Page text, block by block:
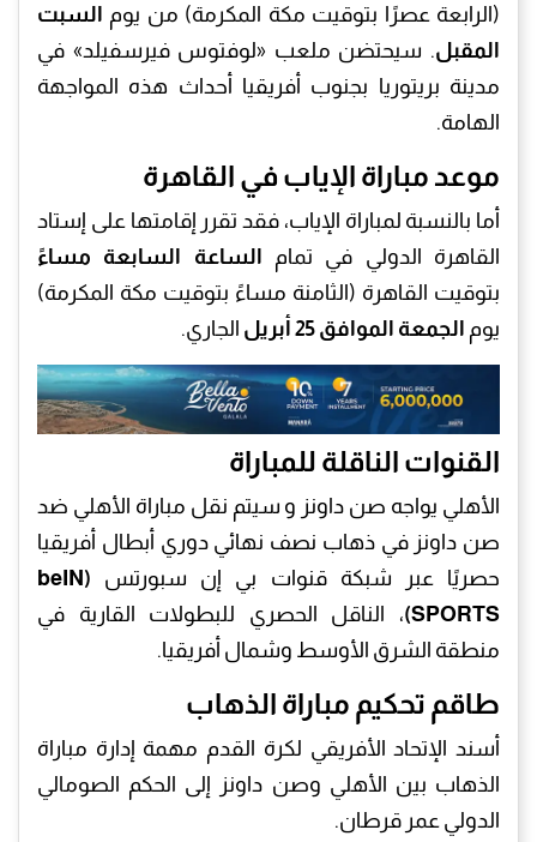
(الرابعة عصرًا بتوقيت مكة المكرمة) من يوم السبت
المقبل. سيحتضن ملعب «لوفتوس فيرسفيلد» في
مدينة بريتوريا بجنوب أفريقيا أحداث هذه المواجهة
الهامة.
موعد مباراة الإياب في القاهرة
أما بالنسبة لمباراة الإياب، فقد تقرر إقامتها على إستاد
القاهرة الدولي في تمام الساعة السابعة مساءً
بتوقيت القاهرة (الثامنة مساءً بتوقيت مكة المكرمة)
يوم الجمعة الموافق 25 أبريل الجاري.
القنوات الناقلة للمباراة
الأهلي يواجه صن داونز و سيتم نقل مباراة الأهلي ضد
صن داونز في ذهاب نصف نهائي دوري أبطال أفريقيا
حصريًا عبر شبكة قنوات بي إن سبورتس
(beIN
SPORTS) ، الناقل الحصري للبطولات القارية في
منطقة الشرق الأوسط وشمال أفريقيا.
طاقم تحكيم مباراة الذهاب
أسند الإتحاد الأفريقي لكرة القدم مهمة إدارة مباراة
الذهاب بين الأهلي وصن داونز إلى الحكم الصومالي
الدولي عمر قرطان.